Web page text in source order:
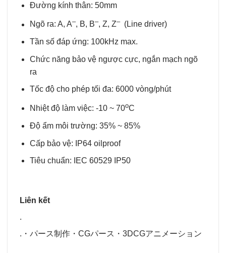
Đường kính thân: 50mm
Ngõ ra: A, A–, B, B–, Z, Z–(Line driver)
Tần số đáp ứng: 100kHz max.
Chức năng bảo vệ ngược cực, ngắn mạch ngõ
ra
Tốc độ cho phép tối đa: 6000 vòng/phút
Nhiệt độ làm việc: -10 ~ 70oC
Độ ẩm môi trường: 35% ~ 85%
Cấp bảo vệ: IP64 oilproof
Tiêu chuẩn: IEC 60529 IP50
Liên kết
.
. ・ パース制作 ・ CGパース ・ 3DCGアニメーション